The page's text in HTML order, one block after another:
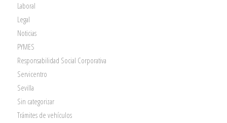
Laboral
Legal
Noticias
PYMES
Responsabilidad Social Corporativa
Servicentro
Sevilla
Sin categorizar
Trámites de vehículos